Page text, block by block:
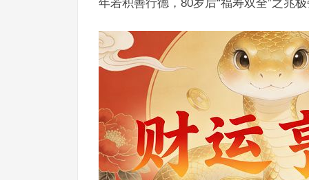
年若积善行德，80岁后“福寿双全”之兆